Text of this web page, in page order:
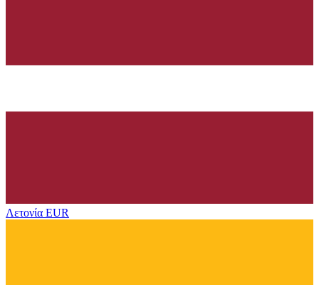
Λετονία EUR